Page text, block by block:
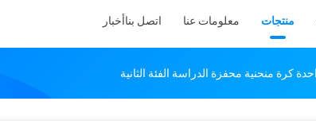
منتجات معلومات عنا اتصل بناأخبار